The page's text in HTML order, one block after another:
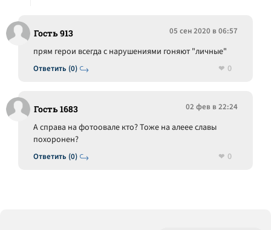
Гость 913 05 сен 2020 в 06:57
Ответить (0)
прям герои всегда с нарушениями гоняют "личные"
0
Гость 1683 02 фев в 22:24
Ответить (0)
А справа на фотоовале кто? Тоже на алеее славы
похоронен?
0